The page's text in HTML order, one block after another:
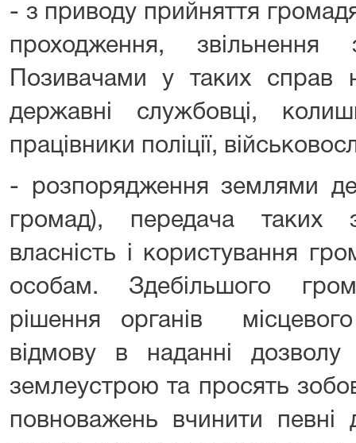
- з приводу прийняття
проходження,
Позивачами у таких справ
державні службовці,
працівники поліції,
- розпорядження землями
громад), передача таких
власність і користування
особам. Здебільшого
рішення органів
відмову в наданні
землеустрою та просять
повноважень вчинити певні